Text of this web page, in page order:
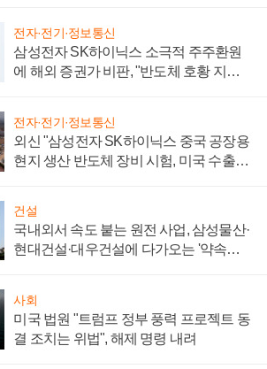
전자·전기·정보통신
삼성전자 SK하이닉스 소극적 주주환원
에 해외 증권가 비판, "반도체 호황 지속
전자·전기·정보통신
외신 "삼성전자 SK하이닉스 중국 공장용
현지 생산 반도체 장비 시험, 미국 수출통
건설
국내외서 속도 붙는 원전 사업, 삼성물산·
현대건설·대우건설에 다가오는 '약속의
사회
미국 법원 "트럼프 정부 풍력 프로젝트 동
결 조치는 위법", 해제 명령 내려